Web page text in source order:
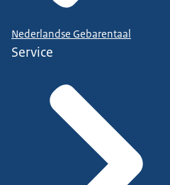
Nederlandse Gebarentaal
Service